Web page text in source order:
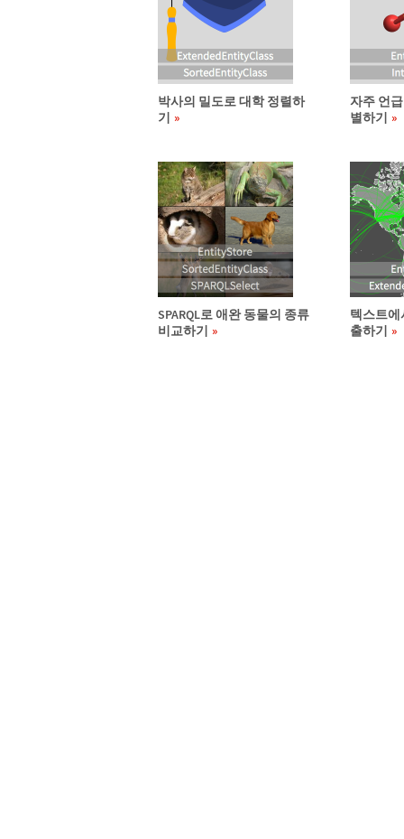
박사의 밀도로 대학 정렬하
기
자주 언
별하기
SPARQL로 애완 동물의 종류
비교하기
텍스트에
출하기